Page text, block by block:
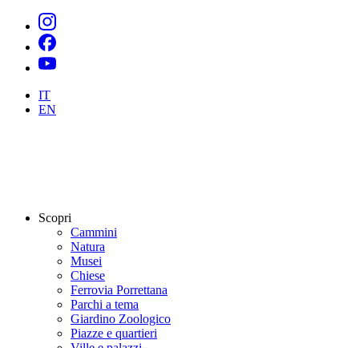
IT
EN
Scopri
Cammini
Natura
Musei
Chiese
Ferrovia Porrettana
Parchi a tema
Giardino Zoologico
Piazze e quartieri